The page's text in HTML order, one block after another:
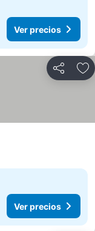
Ver precios
Compartir
Ver precios